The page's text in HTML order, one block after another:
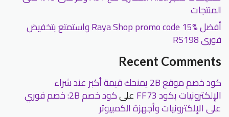
المنتجات
أفضل Raya Shop promo code 15% واستمتع بتخفيض
فورى RS198
Recent Comments
كود خصم موقع 2B يمنحك قيمة أكبر عند شراء
الإلكترونيات بكود FF73 على كود خصم 2B: خصم فوري
على الإلكترونيات وأجهزة الكمبيوتر